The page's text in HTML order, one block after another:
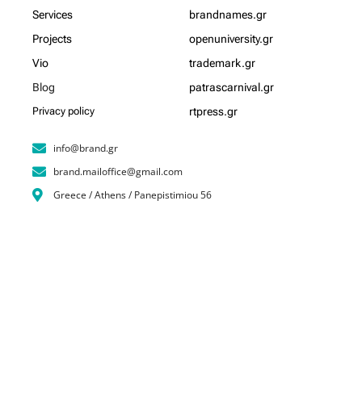
Services
Projects
Vio
Blog
Privacy policy
brandnames.gr
openuniversity.gr
trademark.gr
patrascarnival.gr
rtpress.gr
info@brand.gr
brand.mailoffice@gmail.com
Greece / Athens / Panepistimiou 56